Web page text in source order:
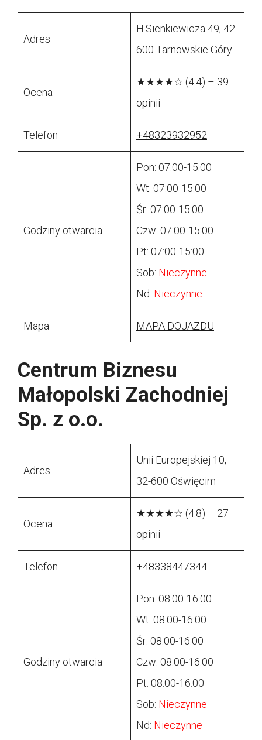
Adres
H.Sienkiewicza 49, 42-
600 Tarnowskie Góry
Ocena
★★★★☆ (4.4) – 39
opinii
Telefon +48323932952
Godziny otwarcia
Pon: 07:00-15:00
Wt: 07:00-15:00
Śr: 07:00-15:00
Czw: 07:00-15:00
Pt: 07:00-15:00
Sob: Nieczynne
Nd: Nieczynne
Mapa MAPA DOJAZDU
Centrum Biznesu
Małopolski Zachodniej
Sp. z o.o.
Adres
Unii Europejskiej 10,
32-600 Oświęcim
Ocena
★★★★☆ (4.8) – 27
opinii
Telefon +48338447344
Godziny otwarcia
Pon: 08:00-16:00
Wt: 08:00-16:00
Śr: 08:00-16:00
Czw: 08:00-16:00
Pt: 08:00-16:00
Sob: Nieczynne
Nd: Nieczynne